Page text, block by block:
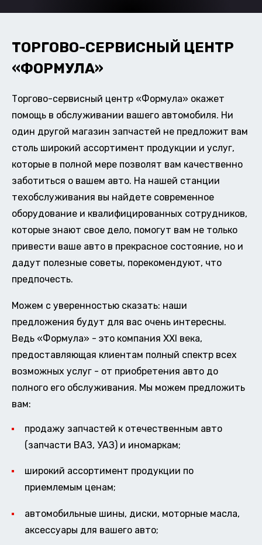
ТОРГОВО-СЕРВИСНЫЙ ЦЕНТР
«ФОРМУЛА»
Торгово-сервисный центр «Формула» окажет
помощь в обслуживании вашего автомобиля. Ни
один другой магазин запчастей не предложит вам
столь широкий ассортимент продукции и услуг,
которые в полной мере позволят вам качественно
заботиться о вашем авто. На нашей станции
техобслуживания вы найдете современное
оборудование и квалифицированных сотрудников,
которые знают свое дело, помогут вам не только
привести ваше авто в прекрасное состояние, но и
дадут полезные советы, порекомендуют, что
предпочесть.
Можем с уверенностью сказать: наши
предложения будут для вас очень интересны.
Ведь «Формула» - это компания XXI века,
предоставляющая клиентам полный спектр всех
возможных услуг - от приобретения авто до
полного его обслуживания. Мы можем предложить
вам:
продажу запчастей к отечественным авто
(запчасти ВАЗ, УАЗ) и иномаркам;
широкий ассортимент продукции по
приемлемым ценам;
автомобильные шины, диски, моторные масла,
аксессуары для вашего авто;